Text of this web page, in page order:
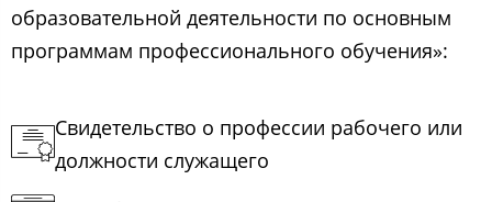
образовательной деятельности по основным
программам профессионального обучения»:
Свидетельство о профессии рабочего или
должности служащего